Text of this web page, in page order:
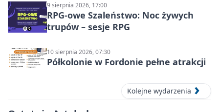
9 sierpnia 2026, 17:00
RPG-owe Szaleństwo: Noc żywych
trupów – sesje RPG
10 sierpnia 2026, 07:30
Półkolonie w Fordonie pełne atrakcji
Kolejne wydarzenia